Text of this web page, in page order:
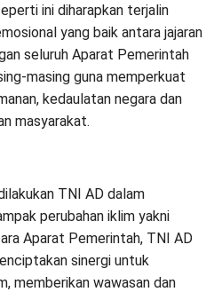
ini diharapkan terjalin
yang baik antara jajaran
seluruh Aparat Pemerintah
masing guna memperkuat
kedaulatan negara dan
masyarakat.
TNI AD dalam
perubahan iklim yakni
Aparat Pemerintah, TNI AD
sinergi untuk
memberikan wawasan dan